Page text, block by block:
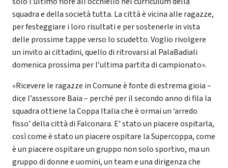
squadra e della società tutta. La città è vicina alle ragazze,
per festeggiare i loro risultati e per sostenerle in vista
delle prossime tappe verso lo scudetto. Voglio rivolgere
un invito ai cittadini, quello di ritrovarsi al PalaBadiali
domenica prossima per l’ultima partita di campionato».
«Ricevere le ragazze in Comune è fonte di estrema gioia –
dice l’assessore Baia – perché per il secondo anno di fila la
squadra ottiene la Coppa Italia che è ormai un ‘arredo
fisso’ della città di Falconara. E’ stato un piacere ospitarla,
così come è stato un piacere ospitare la Supercoppa, come
è un piacere ospitare un gruppo non solo sportivo, ma un
gruppo di donne e uomini, un team e una dirigenza che